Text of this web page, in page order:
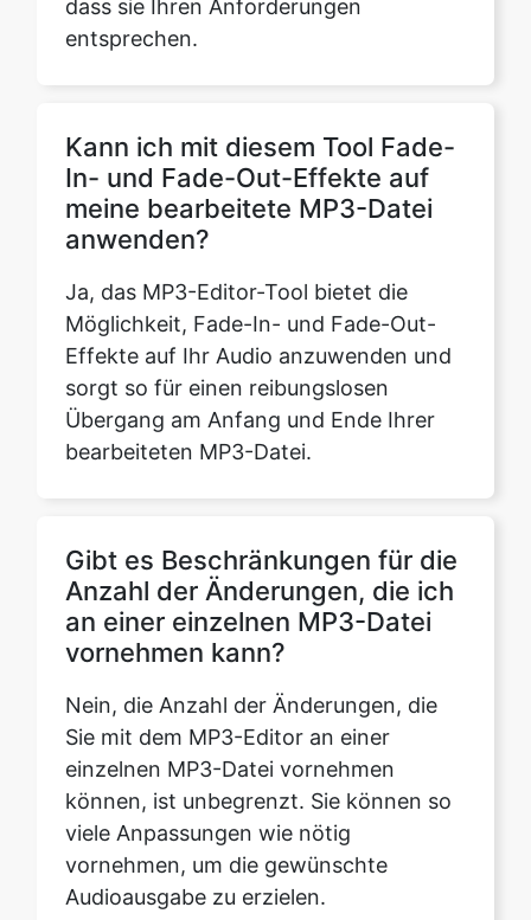
Kann ich mit diesem Tool Fade-
anwenden?
Ja, das MP3-Editor-Tool bietet die
Möglichkeit, Fade-In- und Fade-Out-
Effekte auf Ihr Audio anzuwenden und
sorgt so für einen reibungslosen
Übergang am Anfang und Ende Ihrer
bearbeiteten MP3-Datei.
Gibt es Beschränkungen für die
vornehmen kann?
Nein, die Anzahl der Änderungen, die
Sie mit dem MP3-Editor an einer
einzelnen MP3-Datei vornehmen
können, ist unbegrenzt. Sie können so
viele Anpassungen wie nötig
vornehmen, um die gewünschte
Audioausgabe zu erzielen.
Unterstützt das MP3-Editor-